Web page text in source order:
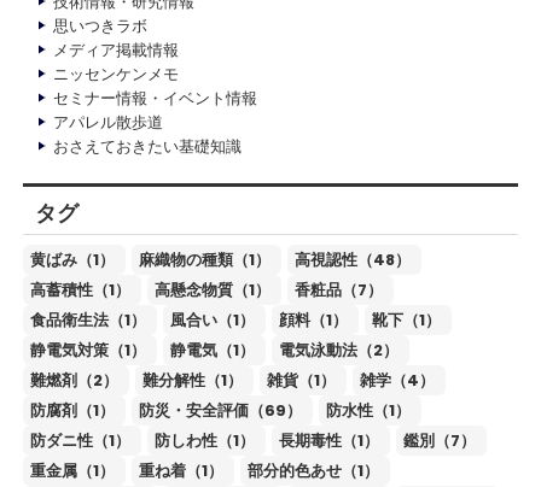
思いつきラボ
メディア掲載情報
ニッセンケンメモ
セミナー情報・イベント情報
アパレル散歩道
おさえておきたい基礎知識
タグ
黄ばみ（1） 麻織物の種類（1）
高視認性（48）
高蓄積性（1）
高懸念物質（1）
香粧品（7）
食品衛生法（1）
風合い（1） 顔料（1）
靴下（1）
静電気対策（1）
静電気（1）
電気泳動法（2）
難燃剤（2）
難分解性（1） 雑貨（1）
雑学（4）
防腐剤（1）
防災・安全評価（69）
防水性（1）
防ダニ性（1）
防しわ性（1） 長期毒性（1）
鑑別（7）
重金属（1）
重ね着（1）
部分的色あせ（1）